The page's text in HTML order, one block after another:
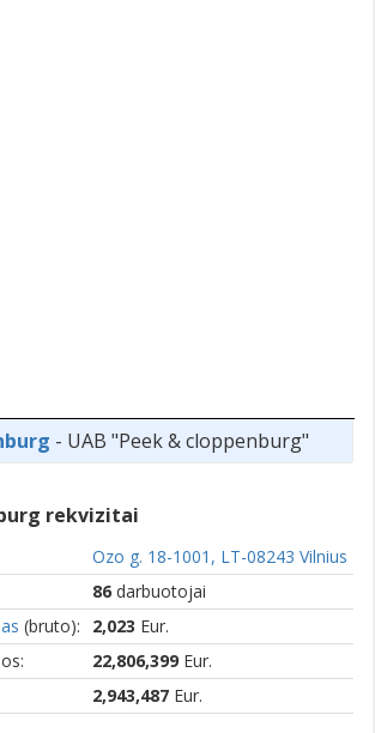
- UAB "Peek & cloppenburg"
rekvizitai
Ozo g. 18-1001, LT-08243 Vilnius
86 darbuotojai
(bruto): 2,023 Eur.
22,806,399 Eur.
2,943,487 Eur.